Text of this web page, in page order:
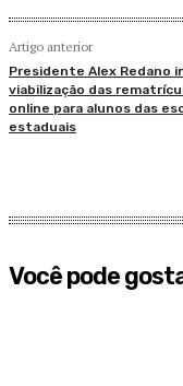
Artigo anterior
Presidente Alex Redano
viabilização das
online para alunos das
estaduais
Você pode